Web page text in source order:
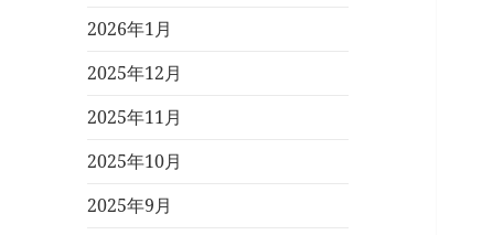
2026年1月
2025年12月
2025年11月
2025年10月
2025年9月